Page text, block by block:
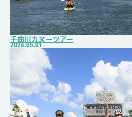
千曲川カヌーツアー
2024.05.01